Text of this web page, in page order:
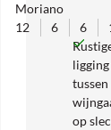
Moriano
12
6 6
ligging
tussen
op